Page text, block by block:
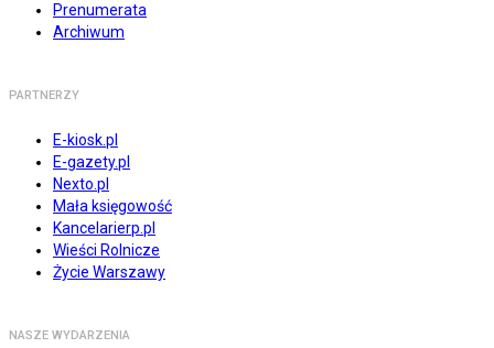
Prenumerata
Archiwum
PARTNERZY
E-kiosk.pl
E-gazety.pl
Nexto.pl
Mała księgowość
Kancelarierp.pl
Wieści Rolnicze
Życie Warszawy
NASZE WYDARZENIA